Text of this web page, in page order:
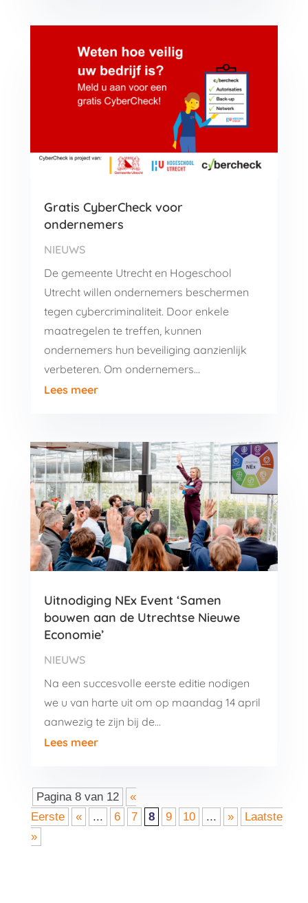
Gratis CyberCheck voor
ondernemers
NIEUWS
De gemeente Utrecht en Hogeschool
Utrecht willen ondernemers beschermen
tegen cybercriminaliteit. Door enkele
maatregelen te treffen, kunnen
ondernemers hun beveiliging aanzienlijk
verbeteren. Om ondernemers…
Lees meer
Uitnodiging NEx Event ‘Samen
bouwen aan de Utrechtse Nieuwe
Economie’
NIEUWS
Na een succesvolle eerste editie nodigen
we u van harte uit om op maandag 14 april
aanwezig te zijn bij de…
Lees meer
Pagina 8 van 12
«
Eerste
« ... 6 7 8 9 10 ... »
Laatste
»